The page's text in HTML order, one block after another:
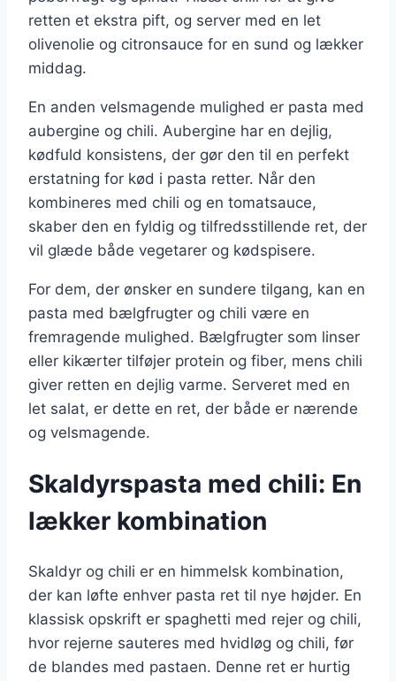
retten et ekstra pift, og server med en let
olivenolie og citronsauce for en sund og lækker
middag.
En anden velsmagende mulighed er pasta med
aubergine og chili. Aubergine har en dejlig,
kødfuld konsistens, der gør den til en perfekt
erstatning for kød i pasta retter. Når den
kombineres med chili og en tomatsauce,
skaber den en fyldig og tilfredsstillende ret, der
vil glæde både vegetarer og kødspisere.
For dem, der ønsker en sundere tilgang, kan en
pasta med bælgfrugter og chili være en
fremragende mulighed. Bælgfrugter som linser
eller kikærter tilføjer protein og fiber, mens chili
giver retten en dejlig varme. Serveret med en
let salat, er dette en ret, der både er nærende
og velsmagende.
Skaldyrspasta med chili: En
lækker kombination
Skaldyr og chili er en himmelsk kombination,
der kan løfte enhver pasta ret til nye højder. En
klassisk opskrift er spaghetti med rejer og chili,
hvor rejerne sauteres med hvidløg og chili, før
de blandes med pastaen. Denne ret er hurtig